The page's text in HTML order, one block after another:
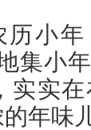
历小
小
实实
年味